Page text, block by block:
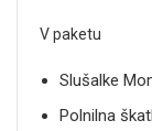
V paketu
Slušalke
Polnilna